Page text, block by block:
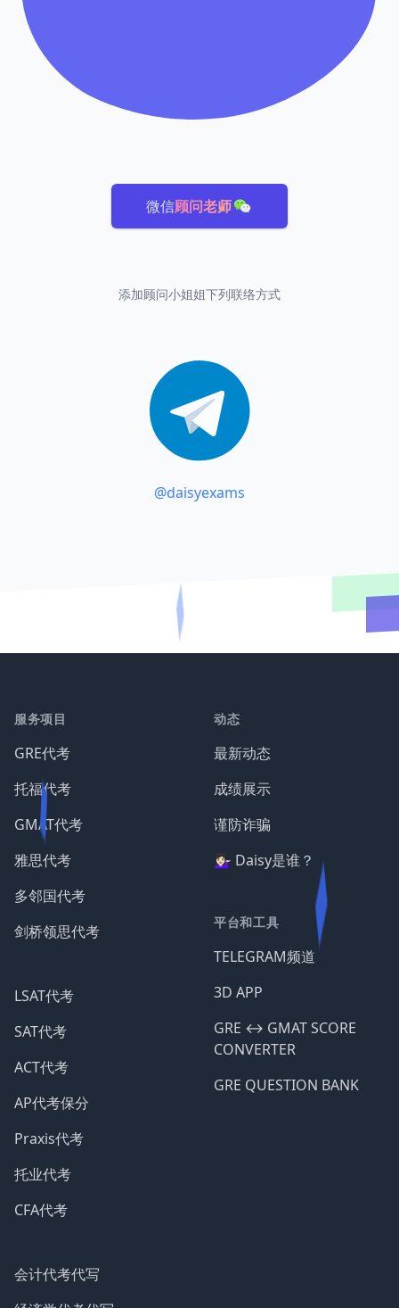
微信顾问老师
添加顾问小姐姐下列联络方式
@daisyexams
服务项目
GRE代考
托福代考
GMAT代考
雅思代考
多邻国代考
剑桥领思代考
LSAT代考
SAT代考
ACT代考
AP代考保分
Praxis代考
托业代考
CFA代考
会计代考代写
动态
最新动态
成绩展示
谨防诈骗
💁🏻‍♀️ Daisy是谁？
平台和工具
TELEGRAM频道
3D APP
GRE ↔️ GMAT SCORE
CONVERTER
GRE QUESTION BANK